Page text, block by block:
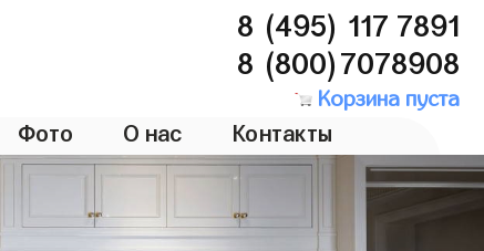
8 (495) 117 7891
8 (800)7078908
Корзина пуста
Фото О нас Контакты